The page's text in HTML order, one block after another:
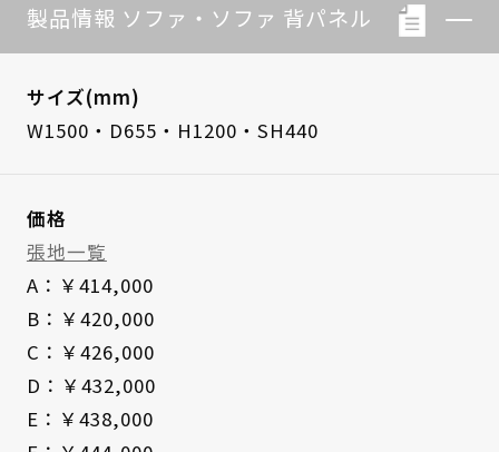
製品情報 ソファ・ソファ 背パネル
サイズ(mm)
W1500・D655・H1200・SH440
価格
張地一覧
A：￥414,000
B：￥420,000
C：￥426,000
D：￥432,000
E：￥438,000